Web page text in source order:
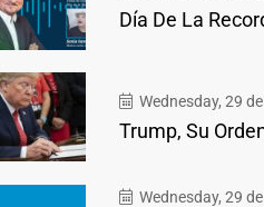
Día De La
Wednesday, 29
Trump, Su
Wednesday, 29